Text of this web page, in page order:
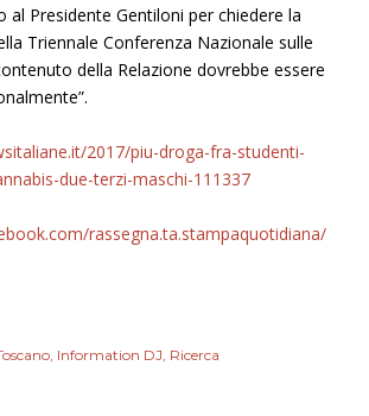
al Presidente Gentiloni per chiedere la
Triennale Conferenza Nazionale sulle
della Relazione dovrebbe essere
2017/piu-droga-fra-studenti-
due-terzi-maschi-111337
rassegna.ta.stampaquotidiana/
Information DJ Ricerca